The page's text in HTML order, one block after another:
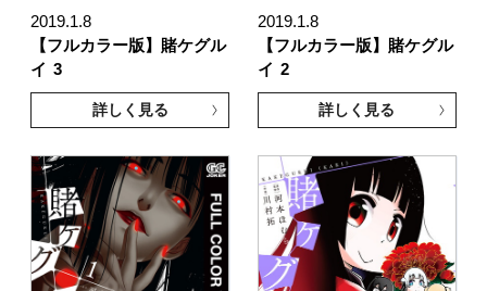
2019.1.8
【フルカラー版】賭ケグル
イ 3
詳しく見る
2019.1.8
【フルカラー版】賭ケグル
イ 2
詳しく見る